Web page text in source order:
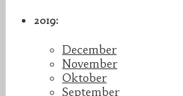
2019:
December
November
Oktober
September